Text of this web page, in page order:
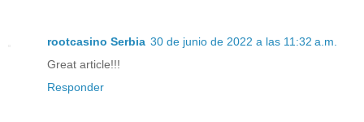
rootcasino Serbia 30 de junio de 2022 a las 11:32 a.m.
Great article!!!
Responder